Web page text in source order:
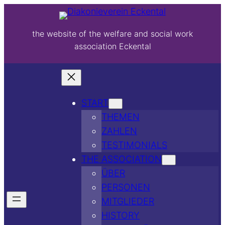
the website of the welfare and social work
association Eckental
START
THEMEN
ZAHLEN
TESTIMONIALS
THE ASSOCIATION
ÜBER
PERSONEN
MITGLIEDER
HISTORY